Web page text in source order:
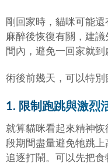
剛回家時，貓咪可能
麻醉後恢復有關，建
間內，避免一回家就到
術後前幾天，可以特別
1. 限制跑跳與激烈
就算貓咪看起來精神
段期間盡量避免牠跳
追逐打鬧。可以先把